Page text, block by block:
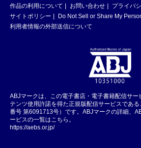
作品の利用について
お問い合わせ
プライバ
サイトポリシー
Do Not Sell or Share My
利用者情報の外部送信について
ABJマークは、この電子書店・電子書籍配信サー
テンツ使用許諾を得た正規版配信サービスであ
番号 第6091713号）です。ABJマークの詳細、
ービスの一覧はこちら。
https://aebs.or.jp/